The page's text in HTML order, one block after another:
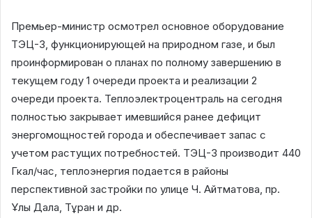
Премьер-министр осмотрел основное оборудование
ТЭЦ-3, функционирующей на природном газе, и был
проинформирован о планах по полному завершению в
текущем году 1 очереди проекта и реализации 2
очереди проекта. Теплоэлектроцентраль на сегодня
полностью закрывает имевшийся ранее дефицит
энергомощностей города и обеспечивает запас с
учетом растущих потребностей. ТЭЦ-3 производит 440
Гкал/час, теплоэнергия подается в районы
перспективной застройки по улице Ч. Айтматова, пр.
Ұлы Дала, Тұран и др.